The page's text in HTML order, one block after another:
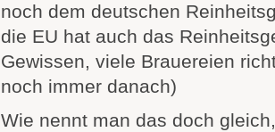
noch dem deutschen
die EU hat auch das
Gewissen, viele Brauereien
noch immer danach)
Wie nennt man das doch